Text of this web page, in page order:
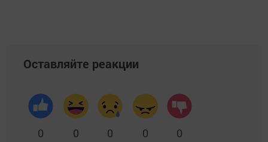
Оставляйте реакции
0 0 0 0 0